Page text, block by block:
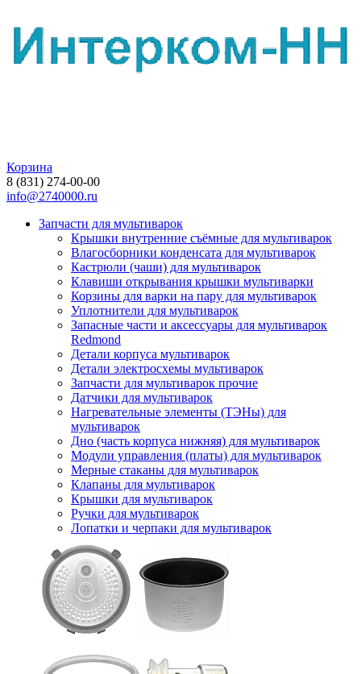
Корзина
8 (831) 274-00-00
info@2740000.ru
Запчасти для мультиварок
Крышки внутренние съёмные для мультиварок
Влагосборники конденсата для мультиварок
Кастрюли (чаши) для мультиварок
Клавиши открывания крышки мультиварки
Корзины для варки на пару для мультиварок
Уплотнители для мультиварок
Запасные части и аксессуары для мультиварок
Redmond
Детали корпуса мультиварок
Детали электросхемы мультиварок
Запчасти для мультиварок прочие
Датчики для мультиварок
Нагревательные элементы (ТЭНы) для
мультиварок
Дно (часть корпуса нижняя) для мультиварок
Модули управления (платы) для мультиварок
Мерные стаканы для мультиварок
Клапаны для мультиварок
Крышки для мультиварок
Ручки для мультиварок
Лопатки и черпаки для мультиварок